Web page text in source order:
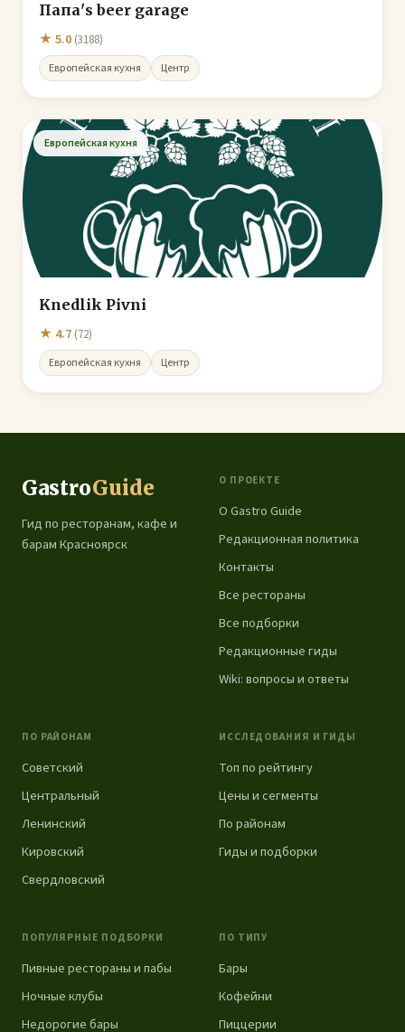
Папа's beer garage
★ 5.0 (3188)
Европейская кухня Центр
Европейская кухня
Knedlik Pivni
★ 4.7 (72)
Европейская кухня Центр
GastroGuide
Гид по ресторанам, кафе и
барам Красноярск
О ПРОЕКТЕ
О Gastro Guide
Редакционная политика
Контакты
Все рестораны
Все подборки
Редакционные гиды
Wiki: вопросы и ответы
ПО РАЙОНАМ
Советский
Центральный
Ленинский
Кировский
Свердловский
ИССЛЕДОВАНИЯ И ГИДЫ
Топ по рейтингу
Цены и сегменты
По районам
Гиды и подборки
ПОПУЛЯРНЫЕ ПОДБОРКИ
Пивные рестораны и пабы
Ночные клубы
Недорогие бары
ПО ТИПУ
Бары
Кофейни
Пиццерии